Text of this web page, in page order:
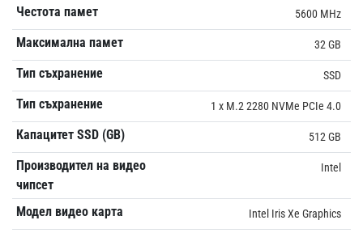
Честота памет 5600 MHz
Максимална памет 32 GB
Тип съхранение SSD
Тип съхранение 1 x M.2 2280 NVMe PCIe 4.0
Капацитет SSD (GB) 512 GB
Производител на видео
чипсет
Intel
Модел видео карта Intel Iris Xe Graphics